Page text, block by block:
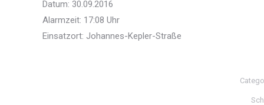
Datum: 30.09.2016
Alarmzeit: 17:08 Uhr
Einsatzort: Johannes-Kepler-Straße